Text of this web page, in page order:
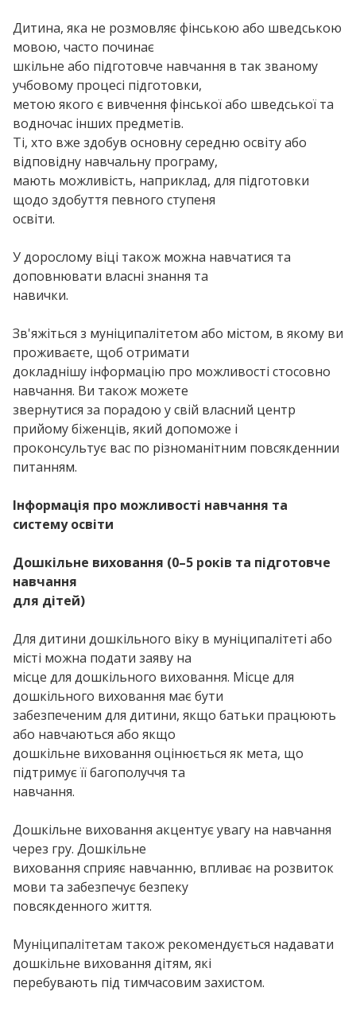
Дитина, яка не розмовляє фінською або шведською
мовою, часто починає
шкільне або підготовче навчання в так званому
учбовому процесі підготовки,
метою якого є вивчення фінської або шведської та
водночас інших предметів.
Ті, хто вже здобув основну середню освіту або
відповідну навчальну програму,
мають можливість, наприклад, для підготовки
щодо здобуття певного ступеня
освіти.
У дорослому віці також можна навчатися та
доповнювати власні знання та
навички.
Зв'яжіться з муніципалітетом або містом, в якому ви
проживаєте, щоб отримати
докладнішу інформацію про можливості стосовно
навчання. Ви також можете
звернутися за порадою у свій власний центр
прийому біженців, який допоможе і
проконсультує вас по різноманітним повсякденнии
питанням.
Інформація про можливості навчання та
систему освіти
Дошкільне виховання (0–5 років та підготовче
навчання
для дітей)
Для дитини дошкільного віку в муніципалітеті або
місті можна подати заяву на
місце для дошкільного виховання. Місце для
дошкільного виховання має бути
забезпеченим для дитини, якщо батьки працюють
або навчаються або якщо
дошкільне виховання оцінюється як мета, що
підтримує її багополуччя та
навчання.
Дошкільне виховання акцентує увагу на навчання
через гру. Дошкільне
виховання сприяє навчанню, впливає на розвиток
мови та забезпечує безпеку
повсякденного життя.
Муніципалітетам також рекомендується надавати
дошкільне виховання дітям, які
перебувають під тимчасовим захистом.